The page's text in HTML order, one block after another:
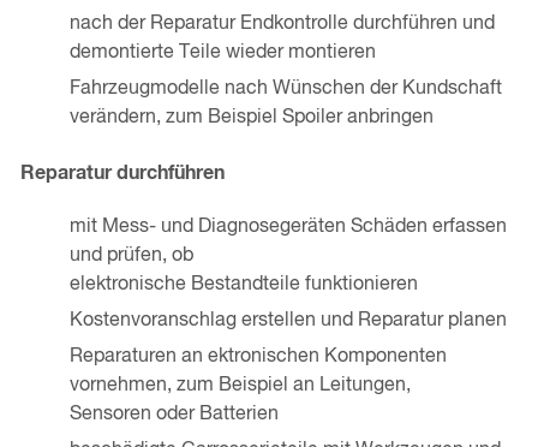
nach der Reparatur Endkontrolle durchführen und
demontierte Teile wieder montieren
Fahrzeugmodelle nach Wünschen der Kundschaft
verändern, zum Beispiel Spoiler anbringen
Reparatur durchführen
mit Mess- und Diagnosegeräten Schäden erfassen
und prüfen, ob
elektronische Bestandteile funktionieren
Kostenvoranschlag erstellen und Reparatur planen
Reparaturen an ektronischen Komponenten
vornehmen, zum Beispiel an Leitungen,
Sensoren oder Batterien